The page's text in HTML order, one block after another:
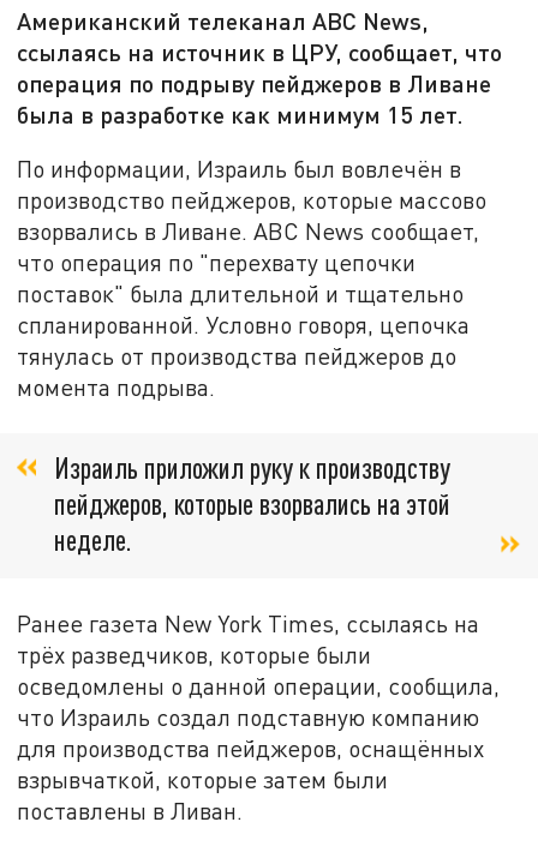
Американский телеканал ABC News,
ссылаясь на источник в ЦРУ, сообщает, что
операция по подрыву пейджеров в Ливане
была в разработке как минимум 15 лет.
По информации, Израиль был вовлечён в
производство пейджеров, которые массово
взорвались в Ливане. ABC News сообщает,
что операция по "перехвату цепочки
поставок" была длительной и тщательно
спланированной. Условно говоря, цепочка
тянулась от производства пейджеров до
момента подрыва.
Израиль приложил руку к производству
пейджеров, которые взорвались на этой
неделе.
Ранее газета New York Times, ссылаясь на
трёх разведчиков, которые были
осведомлены о данной операции, сообщила,
что Израиль создал подставную компанию
для производства пейджеров, оснащённых
взрывчаткой, которые затем были
поставлены в Ливан.